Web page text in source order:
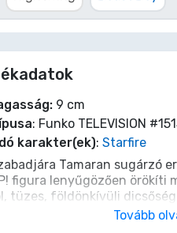
9 cm
: Funko TELEVISION
karakter(ek): Starfire
Tamaran sugárzó
figura lenyűgözően
tüzes, földönkívüli
és
Tovább